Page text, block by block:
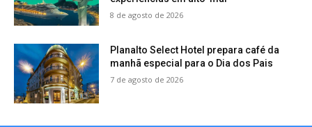
8 de agosto de 2026
Planalto Select Hotel prepara café da
manhã especial para o Dia dos Pais
7 de agosto de 2026